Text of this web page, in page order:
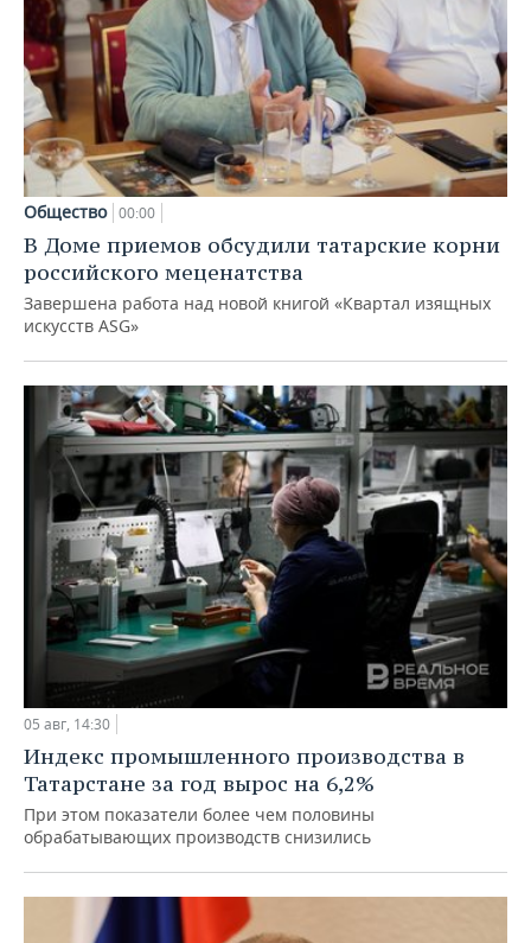
Общество 00:00
В Доме приемов обсудили татарские корни
российского меценатства
Завершена работа над новой книгой «Квартал изящных
искусств ASG»
05 авг, 14:30
Индекс промышленного производства в
Татарстане за год вырос на 6,2%
При этом показатели более чем половины
обрабатывающих производств снизились